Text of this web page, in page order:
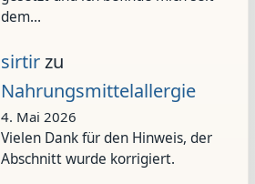
dem…
sirtirzu
Nahrungsmittelallergie
4. Mai 2026
Vielen Dank für den Hinweis, der
Abschnitt wurde korrigiert.